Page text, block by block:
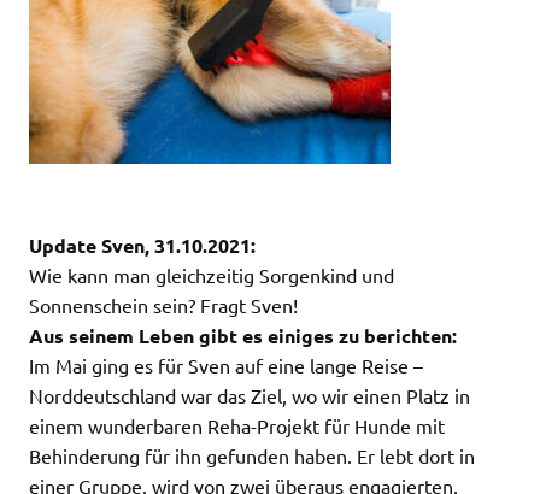
Update Sven, 31.10.2021:
Wie kann man gleichzeitig Sorgenkind und
Sonnenschein sein? Fragt Sven!
Aus seinem Leben gibt es einiges zu berichten:
Im Mai ging es für Sven auf eine lange Reise –
Norddeutschland war das Ziel, wo wir einen Platz in
einem wunderbaren Reha-Projekt für Hunde mit
Behinderung für ihn gefunden haben. Er lebt dort in
einer Gruppe, wird von zwei überaus engagierten,